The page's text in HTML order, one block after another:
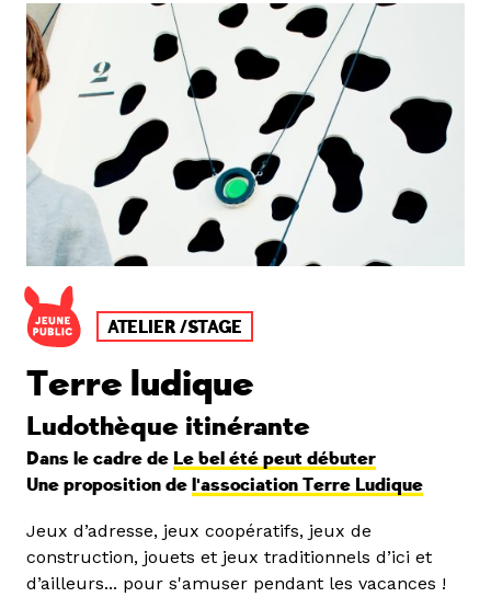
ATELIER /STAGE
Terre ludique
Ludothèque itinérante
Dans le cadre de Le bel été peut débuter
Une proposition de l'association Terre Ludique
Jeux d’adresse, jeux coopératifs, jeux de
construction, jouets et jeux traditionnels d’ici et
d’ailleurs... pour s'amuser pendant les vacances !